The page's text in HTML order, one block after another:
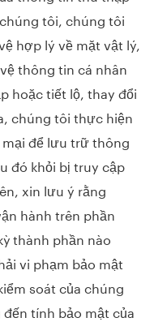
tôi, chúng tôi
hợp lý về mặt vật lý,
thông tin cá nhân
hoặc tiết lộ, thay đổi
chúng tôi thực hiện
để lưu trữ thông
đó khỏi bị truy cập
xin lưu ý rằng
hành trên phần
thành phần nào
vi phạm bảo mật
soát của chúng
tính bảo mật của